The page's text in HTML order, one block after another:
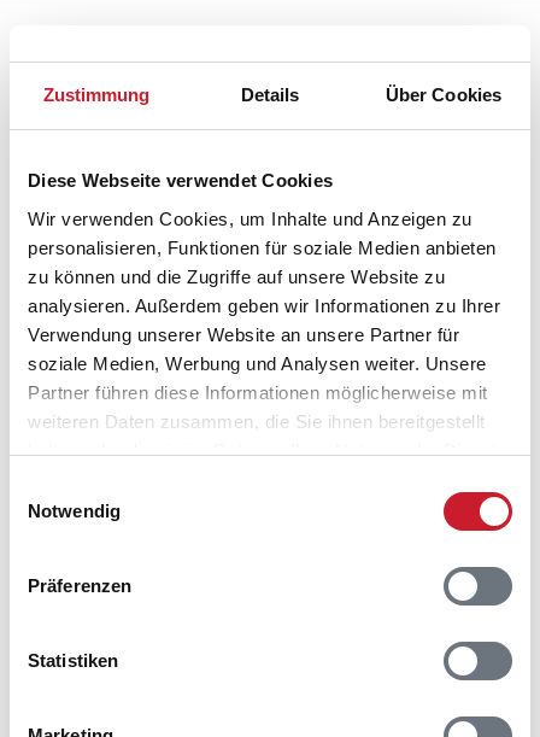
Zustimmung Details Über Cookies
Diese Webseite verwendet Cookies
Wir verwenden Cookies, um Inhalte und Anzeigen zu
personalisieren, Funktionen für soziale Medien anbieten
zu können und die Zugriffe auf unsere Website zu
analysieren. Außerdem geben wir Informationen zu Ihrer
Verwendung unserer Website an unsere Partner für
soziale Medien, Werbung und Analysen weiter. Unsere
Partner führen diese Informationen möglicherweise mit
weiteren Daten zusammen, die Sie ihnen bereitgestellt
haben oder die sie im Rahmen Ihrer Nutzung der Dienste
Notwendig
Präferenzen
Statistiken
Belegungskalender
Anzahl Reisende auswählen
Anreisetag im Belegungskalender anklicken
Sie bekommen Verfügbarkeit und Preis angezeigt
Hausbeschreibung und/oder der Ausstattung ergeben